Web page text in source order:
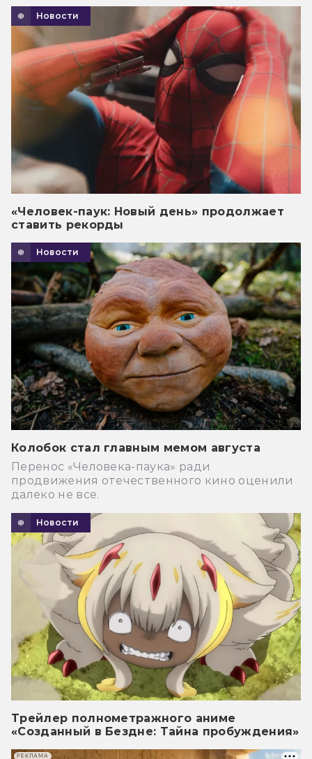
Новости
«Человек-паук: Новый день» продолжает
ставить рекорды
Новости
Колобок стал главным мемом августа
Перенос «Человека-паука» ради
продвижения отечественного кино оценили
далеко не все.
Новости
Трейлер полнометражного аниме
«Созданный в Бездне: Тайна пробуждения»
РЕКЛАМА